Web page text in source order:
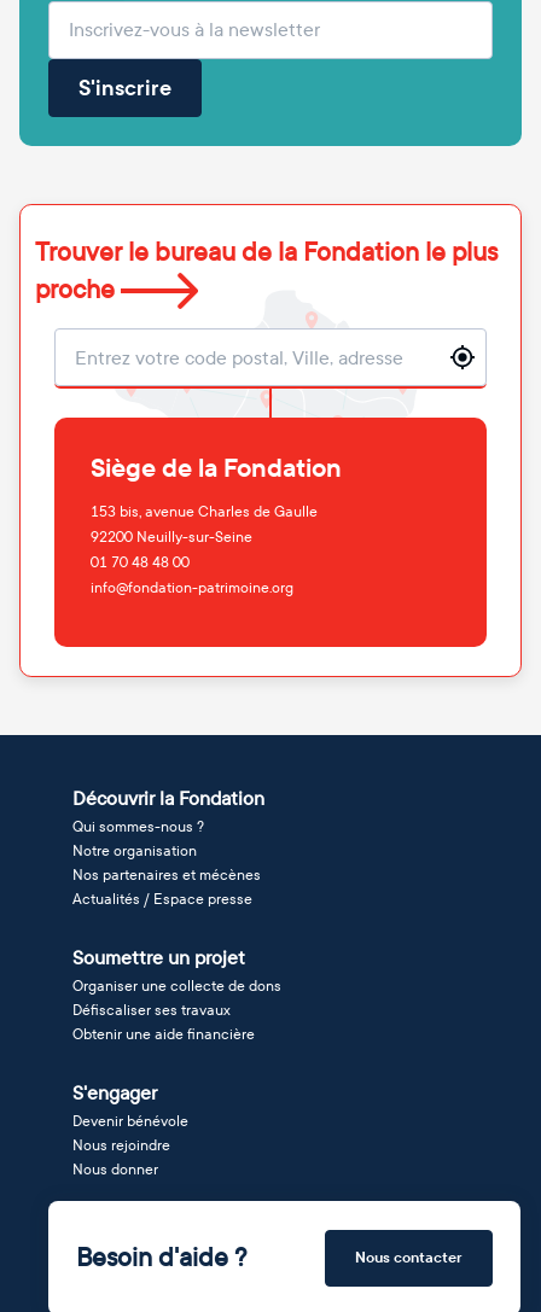
Votre adresse e-mail (obligatoire)
S'inscrire
Trouver le bureau de la Fondation le plus
proche
Localisation
Siège de la Fondation
153 bis, avenue Charles de Gaulle
92200 Neuilly-sur-Seine
01 70 48 48 00
info@fondation-patrimoine.org
Découvrir la Fondation
Qui sommes-nous ?
Notre organisation
Nos partenaires et mécènes
Actualités / Espace presse
Soumettre un projet
Organiser une collecte de dons
Défiscaliser ses travaux
Obtenir une aide financière
S'engager
Devenir bénévole
Nous rejoindre
Nous donner
Besoin d'aide ? Nous contacter